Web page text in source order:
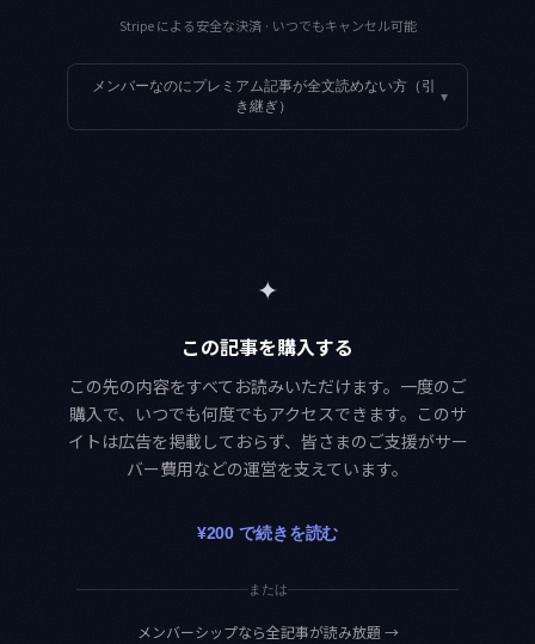
Stripe による安全な決済 · いつでもキャンセル可能
メンバーなのにプレミアム記事が全文読めない方（引
き継ぎ）
▾
✦
この記事を購入する
この先の内容をすべてお読みいただけます。一度のご
購入で、いつでも何度でもアクセスできます。このサ
イトは広告を掲載しておらず、皆さまのご支援がサー
バー費用などの運営を支えています。
¥200 で続きを読む
または
メンバーシップなら全記事が読み放題→